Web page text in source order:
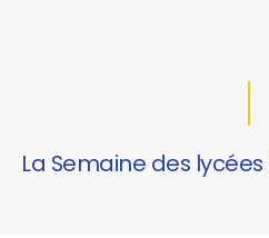
La Semaine des